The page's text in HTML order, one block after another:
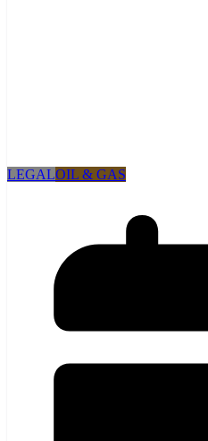
LEGALOIL & GAS